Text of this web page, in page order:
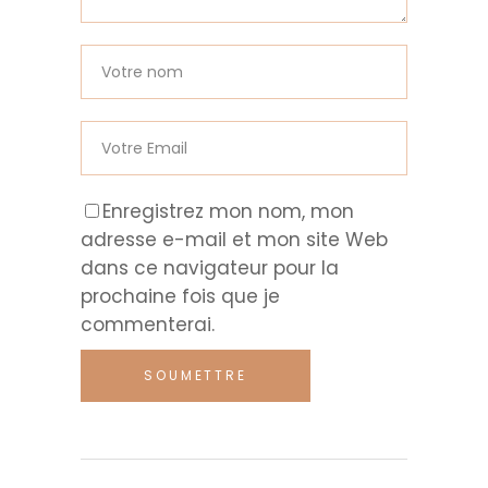
Enregistrez mon nom, mon
adresse e-mail et mon site Web
dans ce navigateur pour la
prochaine fois que je
commenterai.